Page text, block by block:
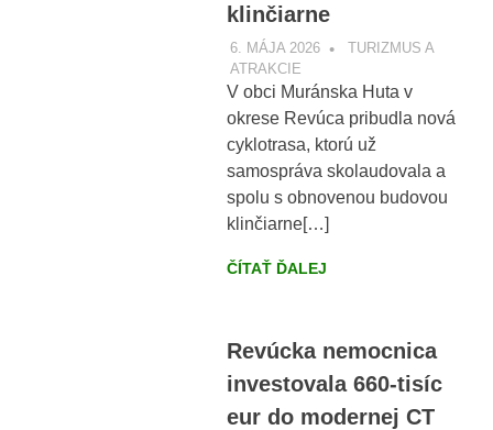
klinčiarne
6. MÁJA 2026 VOBRAZE.SK
TURIZMUS A
ATRAKCIE
V obci Muránska Huta v
okrese Revúca pribudla nová
cyklotrasa, ktorú už
samospráva skolaudovala a
spolu s obnovenou budovou
klinčiarne[…]
ČÍTAŤ ĎALEJ
Revúcka nemocnica
investovala 660-tisíc
eur do modernej CT